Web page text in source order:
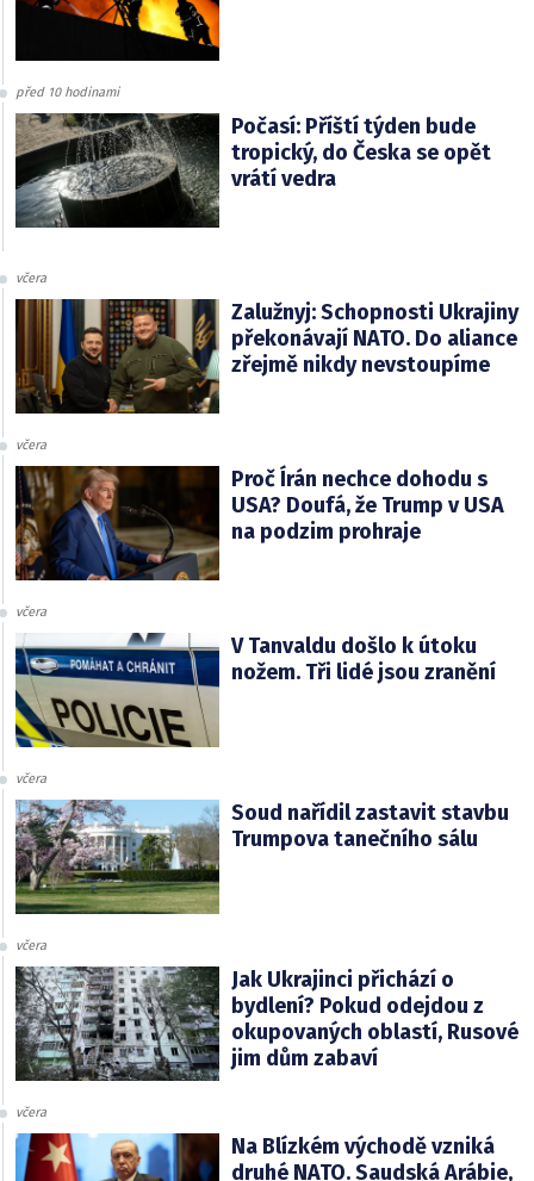
před 10 hodinami
Počasí: Příští týden bude
tropický, do Česka se opět
vrátí vedra
včera
Zalužnyj: Schopnosti Ukrajiny
překonávají NATO. Do aliance
zřejmě nikdy nevstoupíme
včera
Proč Írán nechce dohodu s
USA? Doufá, že Trump v USA
na podzim prohraje
včera
V Tanvaldu došlo k útoku
nožem. Tři lidé jsou zranění
včera
Soud nařídil zastavit stavbu
Trumpova tanečního sálu
včera
Jak Ukrajinci přichází o
bydlení? Pokud odejdou z
okupovaných oblastí, Rusové
jim dům zabaví
včera
Na Blízkém východě vzniká
druhé NATO. Saudská Arábie,